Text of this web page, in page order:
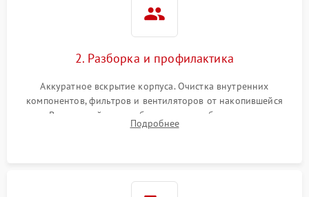
2. Разборка и профилактика
Аккуратное вскрытие корпуса. Очистка внутренних
компонентов, фильтров и вентиляторов от накопившейся
пыли. Визуальный осмотр блока питания, балласта лампы и
материнской платы на наличие прогаров или вздутых
Подробнее